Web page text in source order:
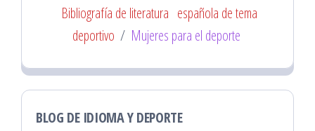
Bibliografía de literatura española de tema
deportivo / Mujeres para el deporte
BLOG DE IDIOMA Y DEPORTE